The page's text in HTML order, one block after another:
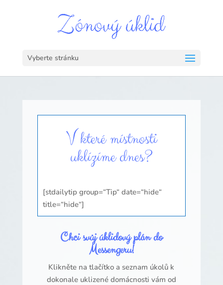
Vyberte stránku
V které místnosti
uklízíme dnes?
[stdailytip group=“Tip“ date=“hide“
title=“hide“]
Chci svůj úklidový plán do
Messengeru!
Klikněte na tlačítko a seznam úkolů k
dokonale uklizené domácnosti vám od